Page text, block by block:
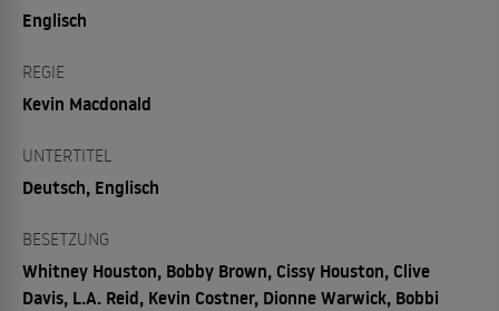
Englisch
REGIE
Kevin Macdonald
UNTERTITEL
Deutsch, Englisch
BESETZUNG
Whitney Houston, Bobby Brown, Cissy Houston, Clive
Davis, L.A. Reid, Kevin Costner, Dionne Warwick, Bobbi